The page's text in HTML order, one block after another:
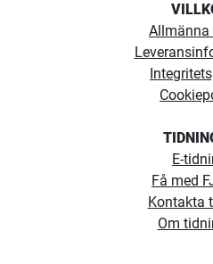
Allmänna
E-
Få med
Kontakta
Om